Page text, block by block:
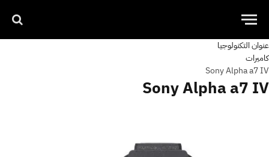
عنوان التكنولوجيا
كاميرات
Sony Alpha a7 IV
Sony Alpha a7 IV